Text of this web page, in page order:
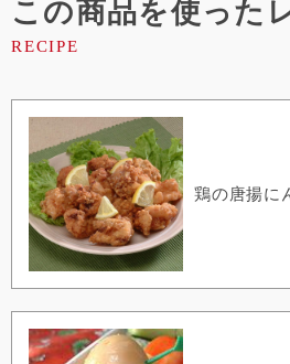
この商品を使った
鶏の唐揚に